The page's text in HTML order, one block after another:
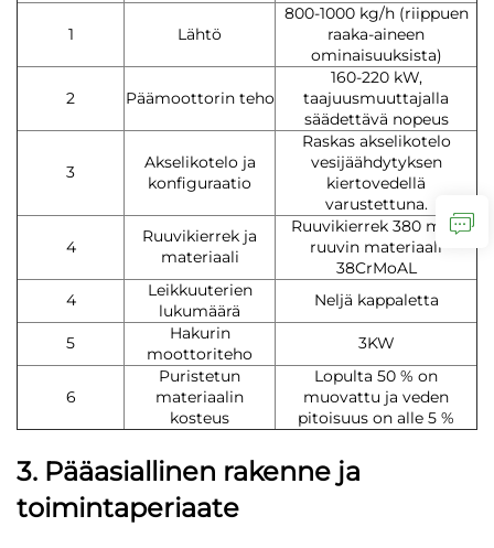
1 Lähtö
800-1000 kg/h (riippuen
raaka-aineen
ominaisuuksista)
2 Päämoottorin teho
160-220 kW,
taajuusmuuttajalla
säädettävä nopeus
3
Akselikotelo ja
konfiguraatio
Raskas akselikotelo
vesijäähdytyksen
kiertovedellä
varustettuna.
4
Ruuvikierrek ja
materiaali
Ruuvikierrek 380 mm,
ruuvin materiaali
38CrMoAL
4
Leikkuuterien
lukumäärä
Neljä kappaletta
5
Hakurin
moottoriteho
3KW
6
Puristetun
materiaalin
kosteus
Lopulta 50 % on
muovattu ja veden
pitoisuus on alle 5 %
3. Pääasiallinen rakenne ja
toimintaperiaate